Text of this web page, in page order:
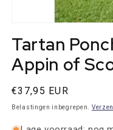
openen
modaal
Tartan
Appin of
Normale
prijs
€37,95 EUR
Belastingen inbegrepen.